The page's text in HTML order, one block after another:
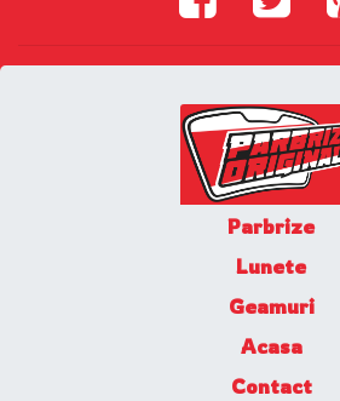
Parbrize
Lunete
Geamuri
Acasa
Contact